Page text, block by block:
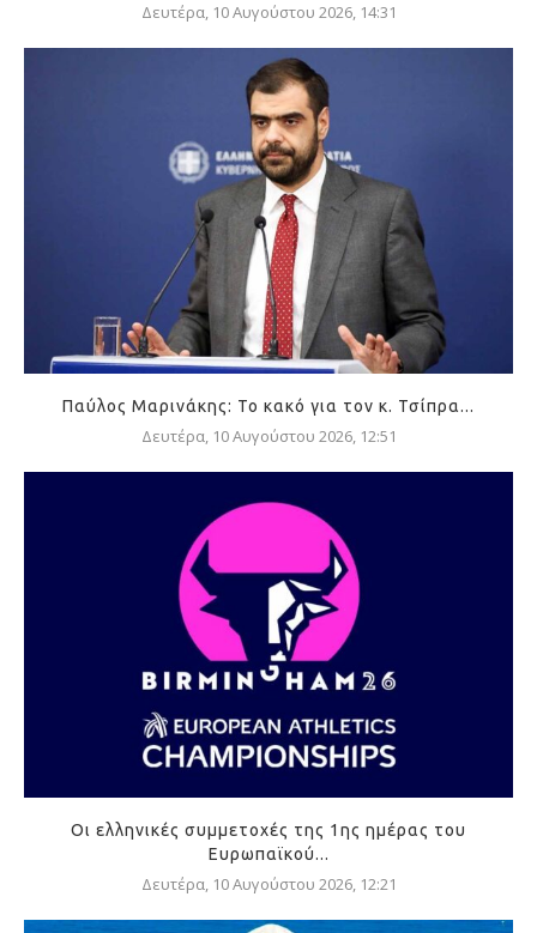
Δευτέρα, 10 Αυγούστου 2026, 14:31
Παύλος Μαρινάκης: Το κακό για τον κ. Τσίπρα...
Δευτέρα, 10 Αυγούστου 2026, 12:51
Οι ελληνικές συμμετοχές της 1ης ημέρας του
Ευρωπαϊκού...
Δευτέρα, 10 Αυγούστου 2026, 12:21